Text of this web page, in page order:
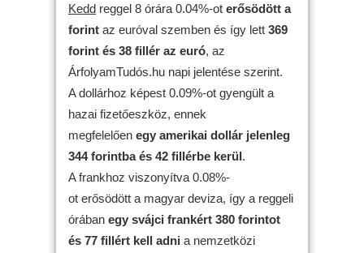
Kedd reggel 8 órára 0.04%-ot erősödött a
forint az euróval szemben és így lett 369
forint és 38 fillér az euró, az
ÁrfolyamTudós.hu napi jelentése szerint.
A dollárhoz képest 0.09%-ot gyengült a
hazai fizetőeszköz, ennek
megfelelően egy amerikai dollár jelenleg
344 forintba és 42 fillérbe kerül.
A frankhoz viszonyítva 0.08%-
ot erősödött a magyar deviza, így a reggeli
órában egy svájci frankért 380 forintot
és 77 fillért kell adni a nemzetközi